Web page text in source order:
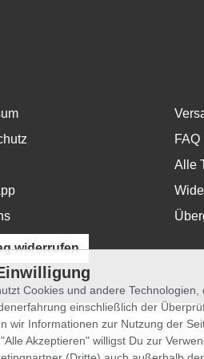
FAQ
Alle
widerrufen
Cookies und andere
einschließlich der
wir Informationen zur Nutzung der
Akzeptieren" willigst Du zur